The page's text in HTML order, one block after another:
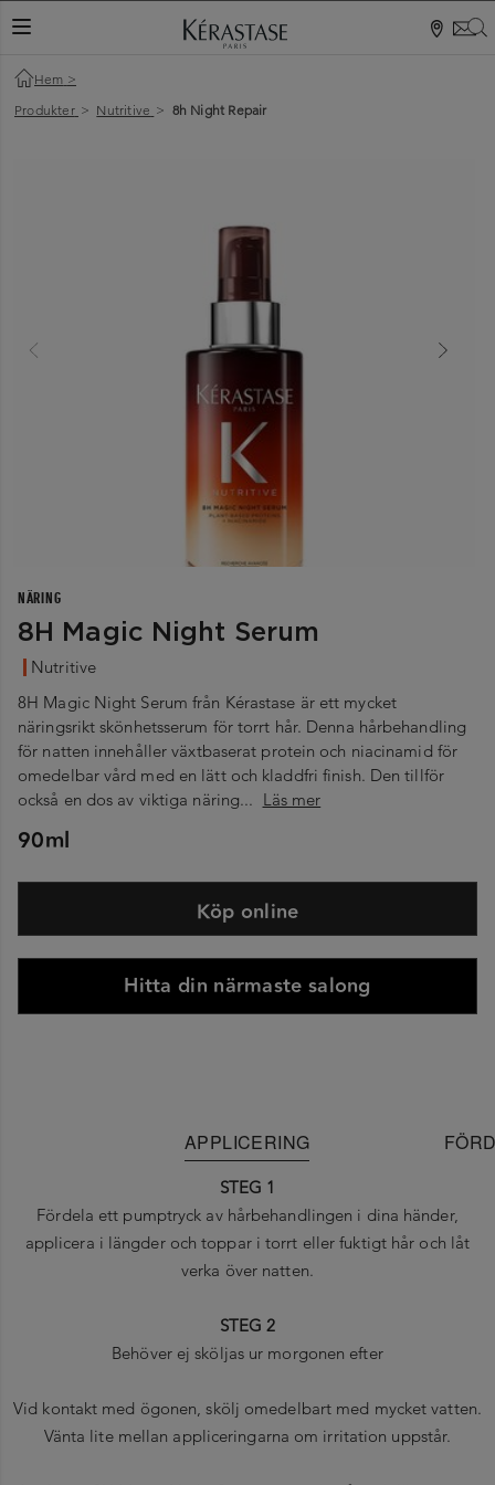
VÄXLA NAVIGERING
Hem >
Produkter > Nutritive > 8h Night Repair
NÄRING
8H Magic Night Serum
Nutritive
8H Magic Night Serum från Kérastase är ett mycket
näringsrikt skönhetsserum för torrt hår. Denna hårbehandling
för natten innehåller växtbaserat protein och niacinamid för
omedelbar vård med en lätt och kladdfri finish. Den tillför
också en dos av viktiga näring... Läs mer
90ml
Köp online
Hitta din närmaste salong
APPLICERING
STEG 1
Fördela ett pumptryck av hårbehandlingen i dina händer,
applicera i längder och toppar i torrt eller fuktigt hår och låt
verka över natten.
STEG 2
Behöver ej sköljas ur morgonen efter
Vid kontakt med ögonen, skölj omedelbart med mycket vatten.
Vänta lite mellan appliceringarna om irritation uppstår.